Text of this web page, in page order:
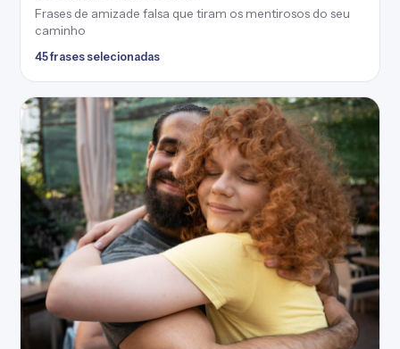
Frases de amizade falsa que tiram os mentirosos do seu
caminho
45 frases selecionadas